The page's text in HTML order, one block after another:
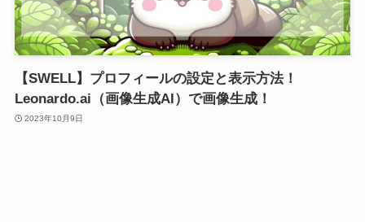
【SWELL】プロフィールの設定と表示方法！
Leonardo.ai（画像生成AI）で画像生成！
2023年10月9日